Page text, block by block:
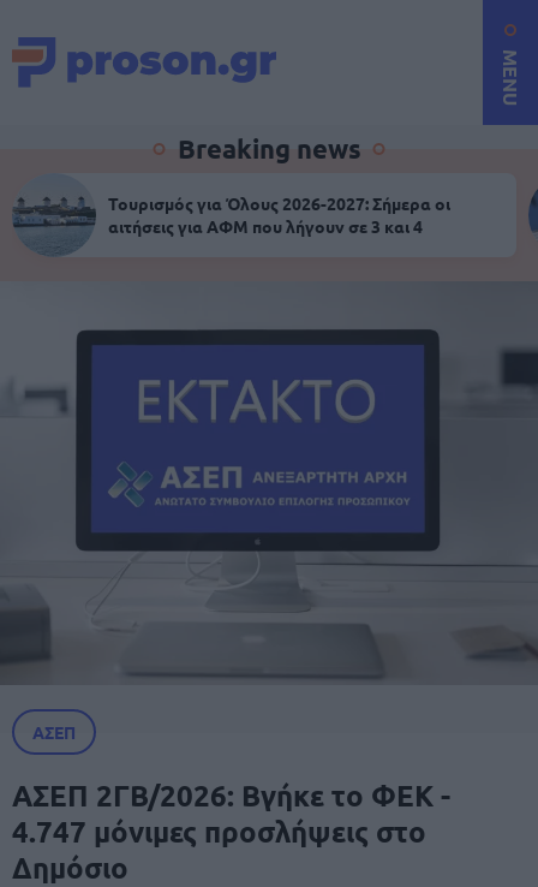
MENU
Breaking news
Τουρισμός για Όλους 2026-2027: Σήμερα οι
αιτήσεις για ΑΦΜ που λήγουν σε 3 και 4
ΑΣΕΠ
ΑΣΕΠ 2ΓΒ/2026: Βγήκε το ΦΕΚ -
4.747 μόνιμες προσλήψεις στο
Δημόσιο